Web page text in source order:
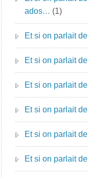
ados… (1)
Et si on parlait
Et si on parlait
Et si on parlait
Et si on parlait
Et si on parlait
Et si on parlait